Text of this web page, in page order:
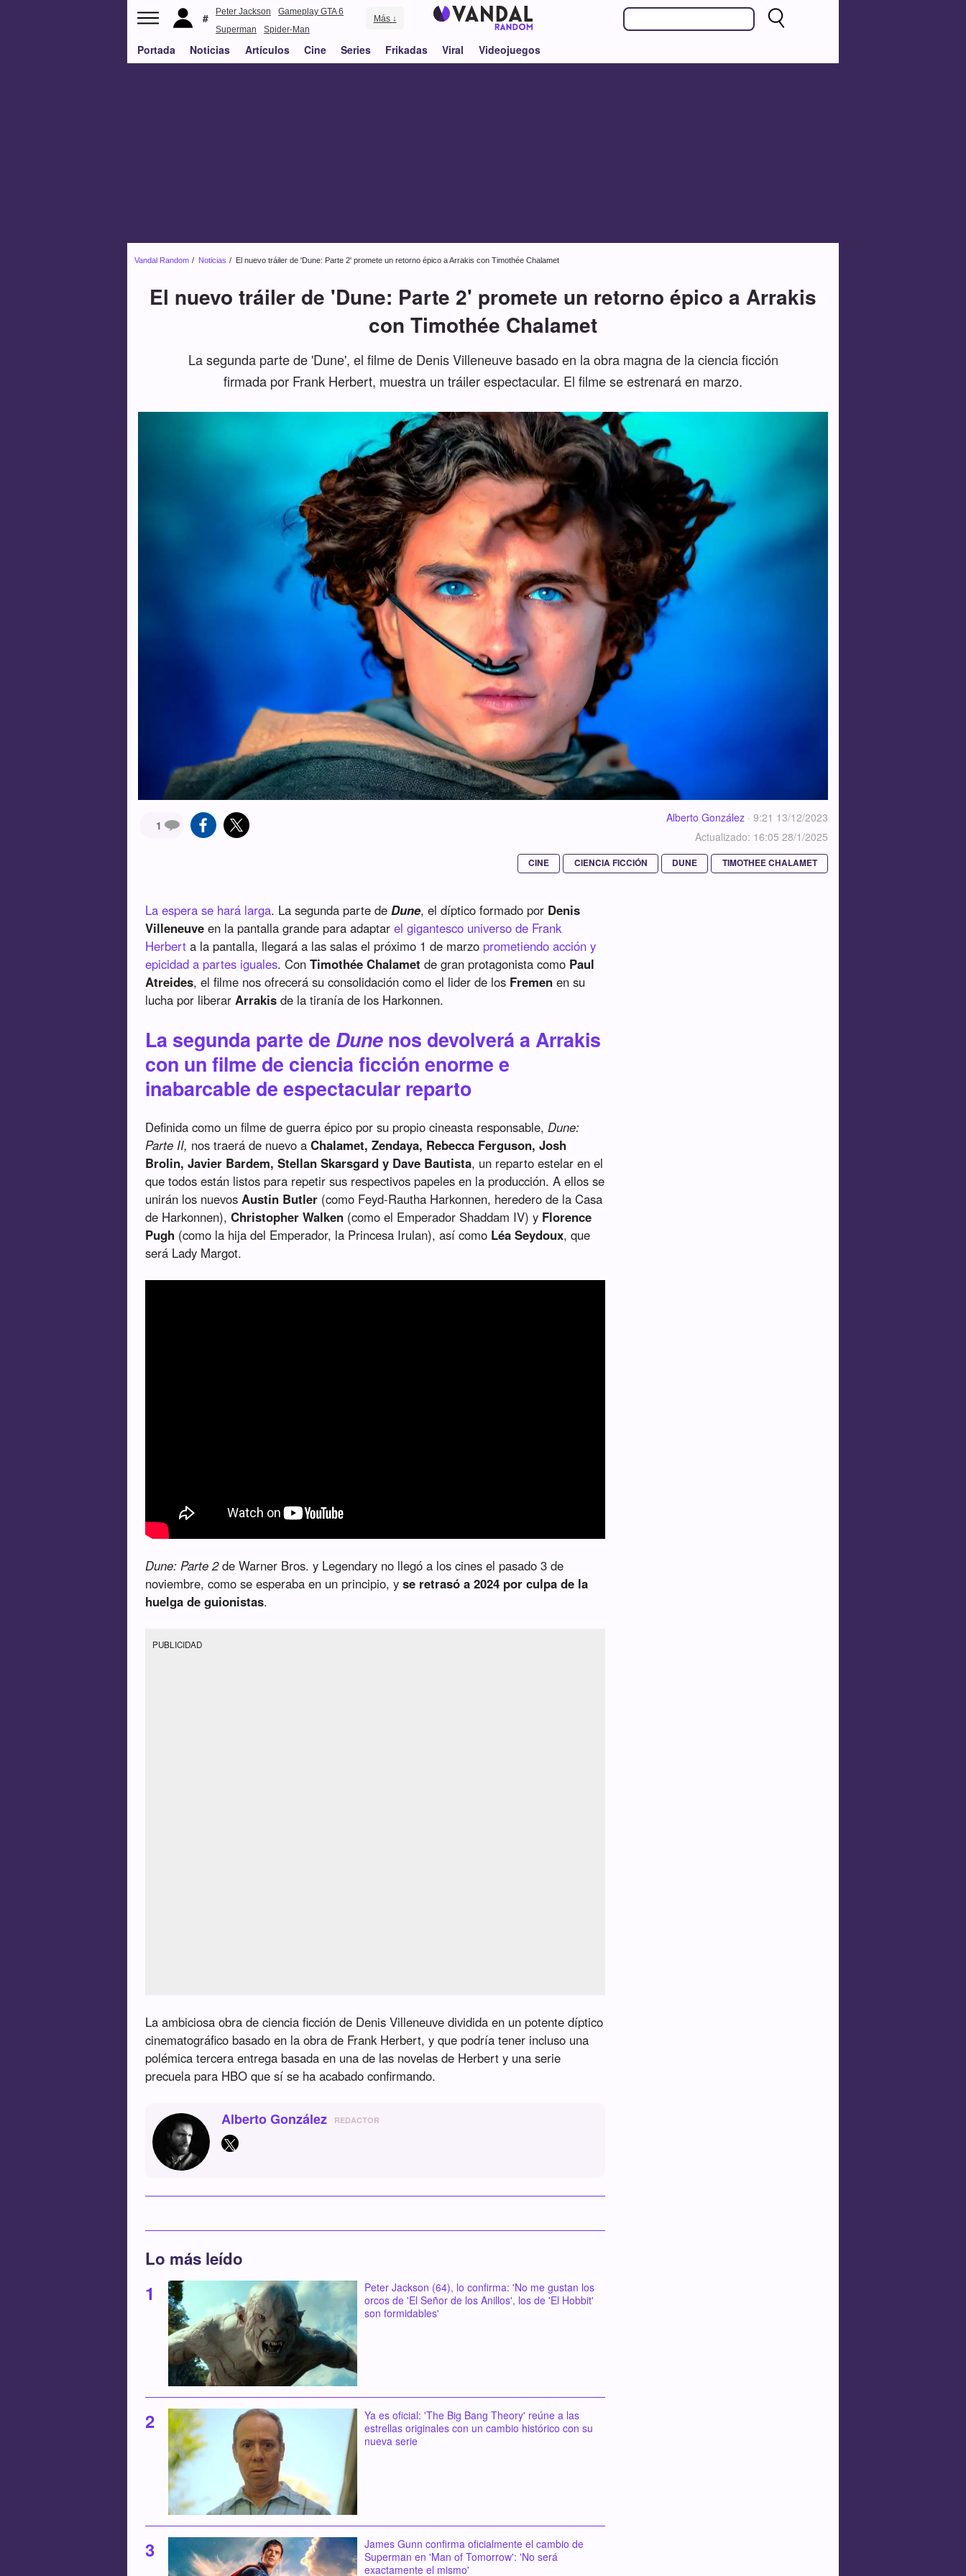
Peter Jackson
Gameplay GTA 6
Superman
Spider-Man
Más ↓
Portada Noticias Artículos Cine Series Frikadas Viral Videojuegos
Vandal Random Noticias El nuevo tráiler de 'Dune: Parte 2' promete un retorno épico a Arrakis con Timothée Chalamet
El nuevo tráiler de 'Dune: Parte 2' promete un retorno épico a Arrakis
con Timothée Chalamet
La segunda parte de 'Dune', el filme de Denis Villeneuve basado en la obra magna de la ciencia ficción
firmada por Frank Herbert, muestra un tráiler espectacular. El filme se estrenará en marzo.
1
Alberto González · 9:21 13/12/2023
Actualizado: 16:05 28/1/2025
CINE CIENCIA FICCIÓN DUNE TIMOTHEE CHALAMET
La espera se hará larga. La segunda parte deDune, el díptico formado por Denis
Villeneuve en la pantalla grande para adaptarel gigantesco universo de Frank
Herbert a la pantalla, llegará a las salas el próximo 1 de marzo prometiendo acción y
epicidad a partes iguales. ConTimothée Chalamet de gran protagonista como Paul
Atreides, el filme nos ofrecerá su consolidación como el lider de los Fremen en su
lucha por liberarArrakis de la tiranía de los Harkonnen.
La segunda parte de Dune nos devolverá a Arrakis
con un filme de ciencia ficción enorme e
inabarcable de espectacular reparto
Definida como un filme de guerra épico por su propio cineasta responsable,Dune:
Parte II, nos traerá de nuevo a Chalamet, Zendaya, Rebecca Ferguson, Josh
Brolin, Javier Bardem, Stellan Skarsgard y Dave Bautista, un reparto estelar en el
que todos están listos para repetir sus respectivos papeles en la producción. A ellos se
unirán los nuevosAustin Butler (como Feyd-Rautha Harkonnen, heredero de la Casa
de Harkonnen),Christopher Walken (como el Emperador Shaddam IV) y Florence
Pugh (como la hija del Emperador, la Princesa Irulan), así como Léa Seydoux, que
será Lady Margot.
Dune: Parte 2de Warner Bros. y Legendary no llegó a los cines el pasado 3 de
noviembre, como se esperaba en un principio, yse retrasó a 2024 por culpa de la
huelga de guionistas.
PUBLICIDAD
La ambiciosa obra de ciencia ficción de Denis Villeneuve dividida en un potente díptico
cinematográfico basado en la obra de Frank Herbert, y que podría tener incluso una
polémica tercera entrega basada en una de las novelas de Herbert y una serie
precuela para HBO que sí se ha acabado confirmando.
Alberto González REDACTOR
Lo más leído
Peter Jackson (64), lo confirma: 'No me gustan los
orcos de 'El Señor de los Anillos', los de 'El Hobbit'
son formidables'
Ya es oficial: 'The Big Bang Theory' reúne a las
estrellas originales con un cambio histórico con su
nueva serie
James Gunn confirma oficialmente el cambio de
Superman en 'Man of Tomorrow': 'No será
exactamente el mismo'